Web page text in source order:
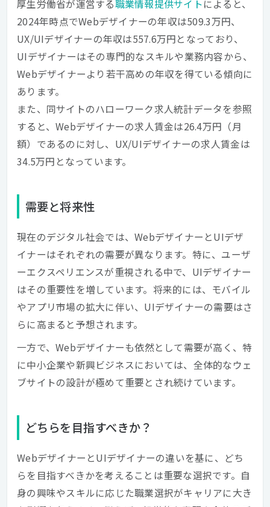
厚生労働省が運営する職業情報提供サイトによると、
2024年時点でWebデザイナーの年収は509.3万円、
UX/UIデザイナーの年収は557.6万円となっており、
UIデザイナーはその専門的なスキルや業務内容から、
Webデザイナーより若干高めの年収を得ている傾向に
あります。
また、同サイトのハローワーク求人統計データを参照
すると、Webデザイナーの求人賃金は26.4万円（月
額）であるのに対し、UX/UIデザイナーの求人賃金は
34.5万円となっています。
需要と将来性
現在のデジタル社会では、WebデザイナーとUIデザ
イナーはそれぞれの需要が異なります。特に、ユーザ
ーエクスペリエンスが重視される中で、UIデザイナー
はその重要性を増しています。将来的には、モバイル
やアプリ市場の拡大に伴い、UIデザイナーの需要はさ
らに高まると予想されます。
一方で、Webデザイナーも依然として需要が高く、特
に中小企業や新興ビジネスにおいては、全体的なウェ
ブサイトの設計が極めて重要とされ続けています。
どちらを目指すべきか？
WebデザイナーとUIデザイナーの違いを基に、どち
らを目指すべきかを考えることは重要な選択です。自
身の興味やスキルに応じた職業選択がキャリアに大き